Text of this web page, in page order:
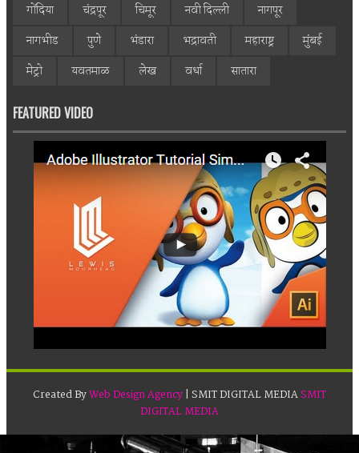
गोंदिया
चंद्रपूर चिमूर नवी दिल्ली
नागपूर
नागभीड
पुणे भंडारा भद्रावती महाराष्ट्र
मुंबई
मेट्रो
यवतमाळ लेख वर्धा सातारा
FEATURED VIDEO
Created ByWeb Design Agency| SMIT DIGITAL MEDIASMIT
DIGITAL MEDIA